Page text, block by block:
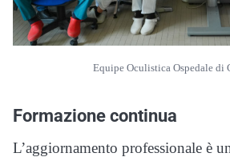
Equipe Oculistica Ospedale di
Formazione continua
L’aggiornamento professionale è